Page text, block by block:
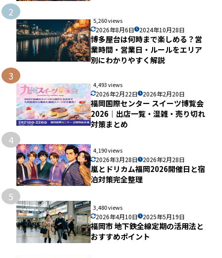
2
5,260 views
2026年8月6日 2024年10月28日
博多屋台は何時まで楽しめる？営
業時間・営業日・ルールをエリア
別にわかりやすく解説
3
4,493 views
2026年2月22日 2026年2月20日
福岡国際センター スイーツ博覧会
2026｜出店一覧・混雑・売り切れ
対策まとめ
4
4,190 views
2026年3月28日 2026年2月28日
嵐とドリカム福岡2026開催日と宿
泊対策完全整理
5
3,480 views
2026年4月10日 2025年5月19日
福岡市 地下鉄全線定期の活用法と
おすすめポイント